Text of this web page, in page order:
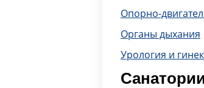
Опорно-
Органы дыхания
Урология и